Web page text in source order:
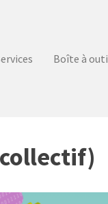
Boîte à